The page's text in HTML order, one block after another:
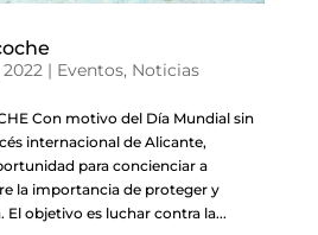
2022| Eventos, Noticias
Con motivo del Día Mundial sin
internacional de Alicante,
para concienciar a
la importancia de proteger y
objetivo es luchar contra la...